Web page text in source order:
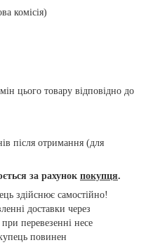
комісія)
цього товару відповідно до
після отримання (для
за рахунок покупця.
здійснює самостійно!
доставки через
перевезенні несе
повинен